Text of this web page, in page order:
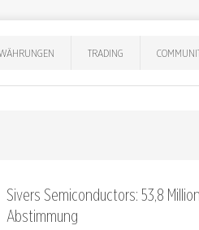
TRADING
Sivers Semiconductors: 53,8
Abstimmung